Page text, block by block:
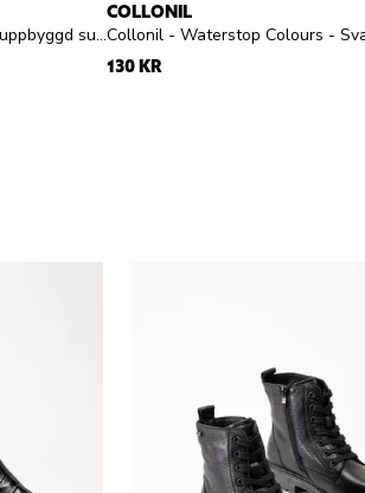
Pedag - Viva Winter - uppbyggd sula i ull dam herr
COLLONIL
130 KR